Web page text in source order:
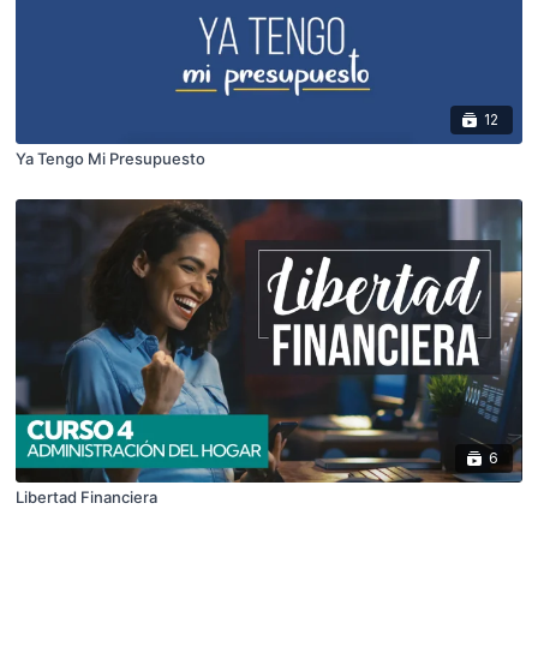
12
Ya Tengo Mi Presupuesto
6
Libertad Financiera